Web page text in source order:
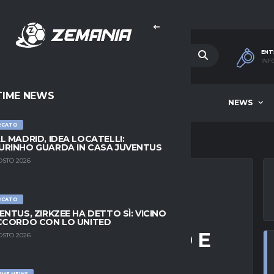
NEWS
NEWS
MADRID, IDEA LOCATELLI:
GUARDA IN CASA JUVENTUS
2026
ZIRKZEE HA DETTO SÌ: VICINO
CON LO UNITED
2026
A
CON D’AMICO E